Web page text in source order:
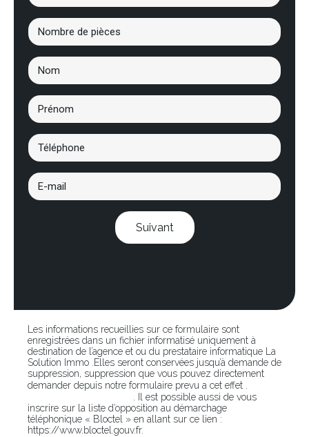
Suivant
Les informations recueillies sur ce formulaire sont
enregistrées dans un fichier informatisé uniquement à
destination de l’agence et ou du prestataire informatique La
Solution Immo .Elles seront conservées jusqu’à demande de
suppression, suppression que vous pouvez directement
demander depuis notre formulaire prevu a cet effet .
. Il est possible aussi de vous
inscrire sur la liste d’opposition au démarchage
téléphonique « Bloctel » en allant sur ce lien :
https://www.bloctel.gouv.fr.